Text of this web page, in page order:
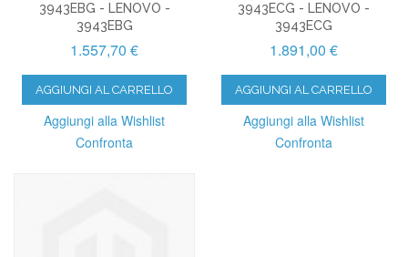
3943EBG - LENOVO -
3943EBG
1.557,70 €
AGGIUNGI AL CARRELLO
Aggiungi alla Wishlist
Confronta
3943ECG - LENOVO -
3943ECG
1.891,00 €
AGGIUNGI AL CARRELLO
Aggiungi alla Wishlist
Confronta